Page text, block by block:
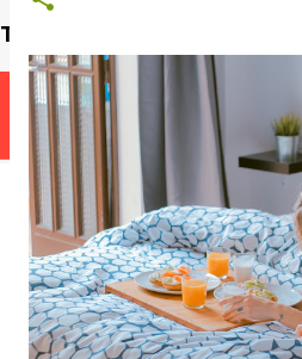
Trouvez un enseignant